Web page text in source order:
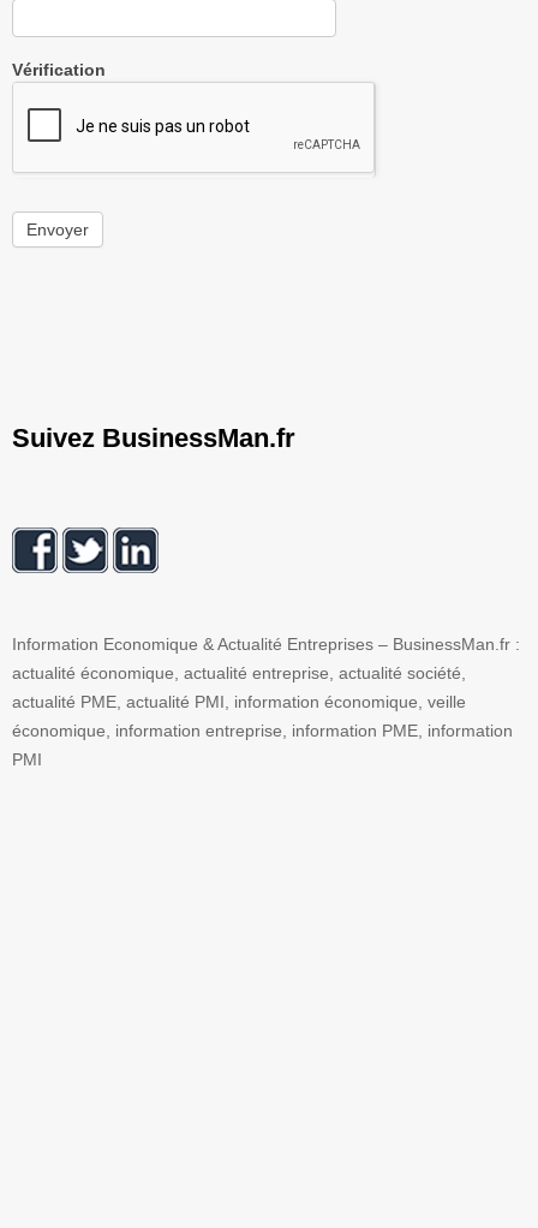
Vérification
Envoyer
Suivez BusinessMan.fr
Information Economique & Actualité Entreprises – BusinessMan.fr :
actualité économique, actualité entreprise, actualité société,
actualité PME, actualité PMI, information économique, veille
économique, information entreprise, information PME, information
PMI